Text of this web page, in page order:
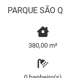
PARQUE SÃO
380,00 m²